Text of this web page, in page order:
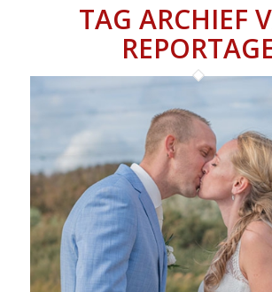
TAG ARCHIEF